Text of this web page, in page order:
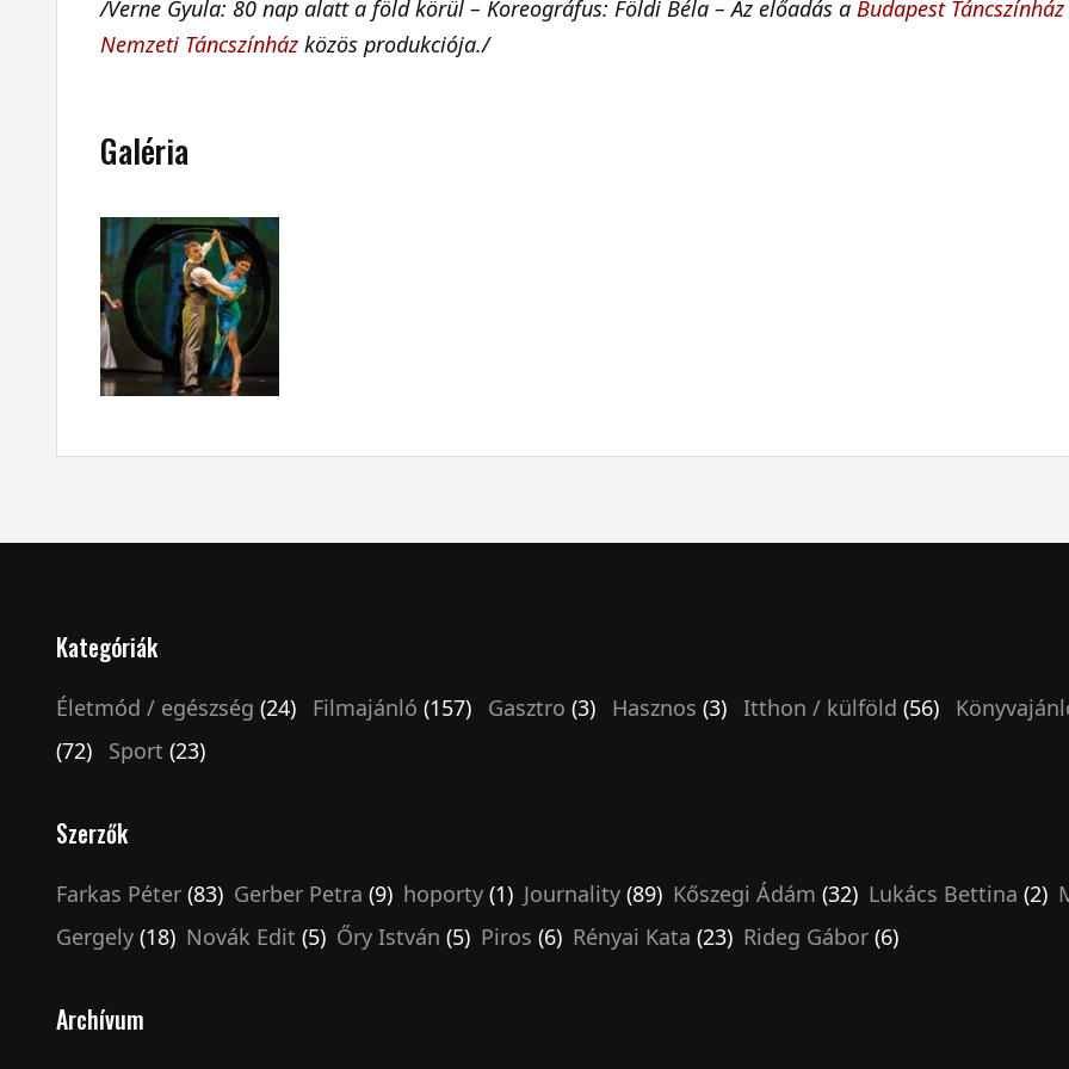
/Verne Gyula: 80 nap alatt a föld körül – Koreográfus: Földi Béla – Az előadás aBudapest
Nemzeti Táncszínház közös produkciója./
Galéria
Kategóriák
Életmód / egészség (24) Filmajánló (157) Gasztro (3) Hasznos (3) Itthon / külföld (56)
(72)
Sport (23)
Szerzők
Farkas Péter (83) Gerber Petra (9) hoporty (1) Journality (89) Kőszegi Ádám (32) Lukács Bettina (2)
Gergely (18) Novák Edit (5) Őry István (5) Piros (6) Rényai Kata (23) Rideg Gábor (6)
Archívum